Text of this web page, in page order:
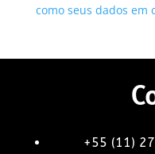
como seus dados em
+55 (11)